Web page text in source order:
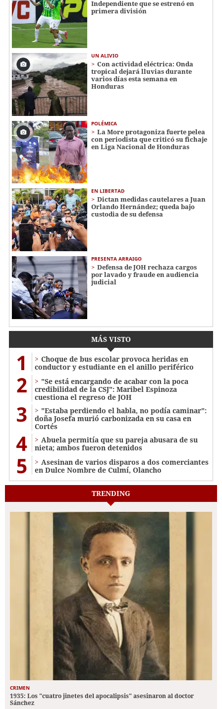
Independiente que se estrenó en
primera división
UN ALIVIO
Con actividad eléctrica: Onda
tropical dejará lluvias durante
varios días esta semana en
Honduras
POLÉMICA
La More protagoniza fuerte pelea
con periodista que criticó su fichaje
en Liga Nacional de Honduras
EN LIBERTAD
Dictan medidas cautelares a Juan
Orlando Hernández; queda bajo
custodia de su defensa
PRESENTA ARRAIGO
Defensa de JOH rechaza cargos
por lavado y fraude en audiencia
judicial
MÁS VISTO
1
Choque de bus escolar provoca heridas en
conductor y estudiante en el anillo periférico
2
"Se está encargando de acabar con la poca
credibilidad de la CSJ": Maribel Espinoza
cuestiona el regreso de JOH
3
"Estaba perdiendo el habla, no podía caminar":
doña Josefa murió carbonizada en su casa en
Cortés
4
Abuela permitía que su pareja abusara de su
nieta; ambos fueron detenidos
5
Asesinan de varios disparos a dos comerciantes
en Dulce Nombre de Culmí, Olancho
TRENDING
CRIMEN
1935: Los "cuatro jinetes del apocalipsis" asesinaron al doctor
Sánchez